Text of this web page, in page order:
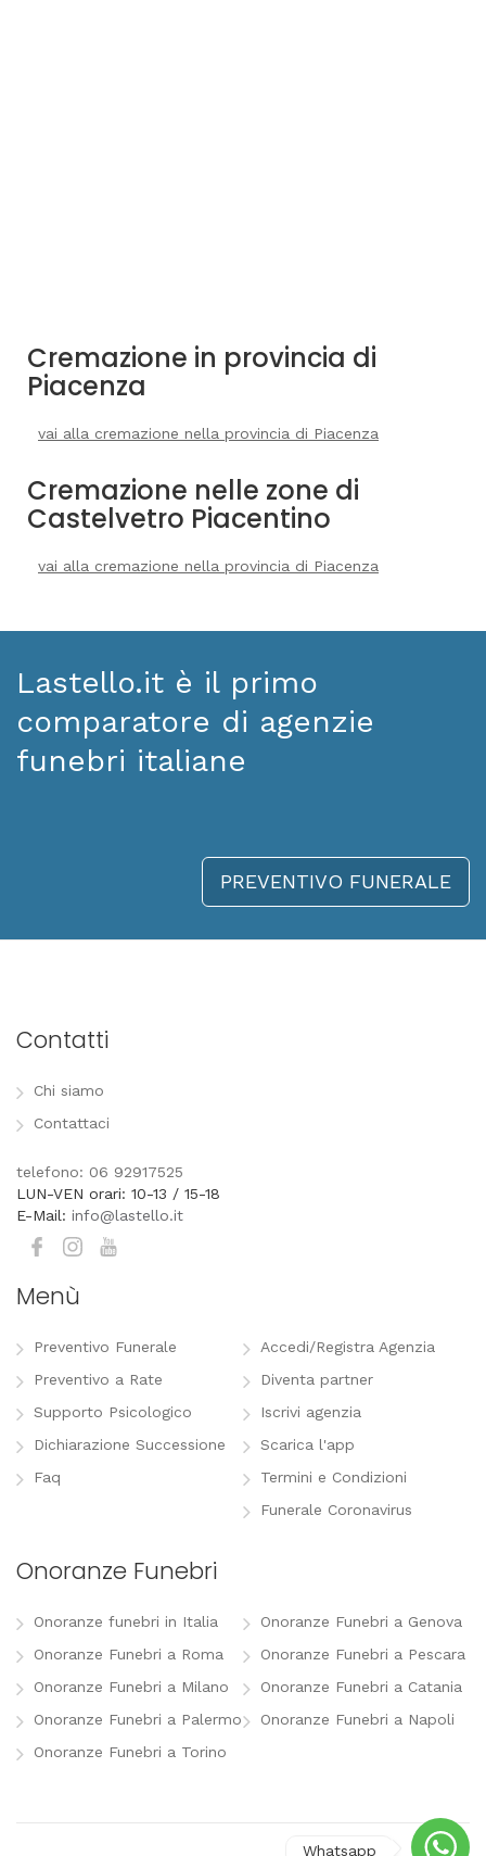
Cremazione in provincia di
Piacenza
vai alla cremazione nella provincia di Piacenza
Cremazione nelle zone di
Castelvetro Piacentino
vai alla cremazione nella provincia di Piacenza
Lastello.it è il primo
comparatore di agenzie
funebri italiane
PREVENTIVO FUNERALE
Contatti
Chi siamo
Contattaci
telefono: 06 92917525
LUN-VEN orari: 10-13 / 15-18
E-Mail: info@lastello.it
Menù
Preventivo Funerale
Preventivo a Rate
Supporto Psicologico
Dichiarazione Successione
Faq
Accedi/Registra Agenzia
Diventa partner
Iscrivi agenzia
Scarica l'app
Termini e Condizioni
Funerale Coronavirus
Onoranze Funebri
Onoranze funebri in Italia
Onoranze Funebri a Roma
Onoranze Funebri a Milano
Onoranze Funebri a Palermo
Onoranze Funebri a Torino
Onoranze Funebri a Genova
Onoranze Funebri a Pescara
Onoranze Funebri a Catania
Onoranze Funebri a Napoli